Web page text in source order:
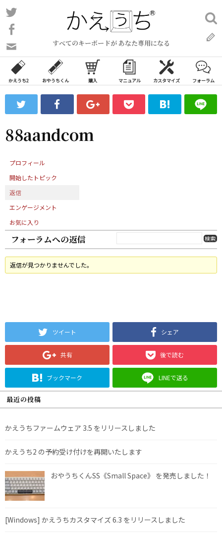
コ
ン
ン
ツ
ス
ッ
すべてのキーボードが あなた専用になる
い
合
わ
フ
ォ
ム
検
索:
かえうち2 おやうちくん 購入 マニュアル カスタマイズ フォーラム
88aandcom
プロフィール
開始したトピック
返信
エンゲージメント
お気に入り
フォーラムへの返信
返信が見つかりませんでした。
ツイート シェア
共有 後で読む
ブックマーク LINEで送る
最近の投稿
かえうちファームウェア 3.5 をリリースしました
かえうち2 の予約受け付けを再開いたします
おやうちくんSS《Small Space》 を発売しました！
[Windows] かえうちカスタマイズ 6.3 をリリースしました